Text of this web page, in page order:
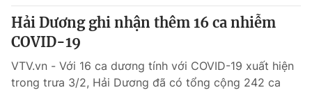
Hải Dương ghi nhận thêm 16 ca nhiễm
COVID-19
VTV.vn - Với 16 ca dương tính với COVID-19 xuất hiện
trong trưa 3/2, Hải Dương đã có tổng cộng 242 ca